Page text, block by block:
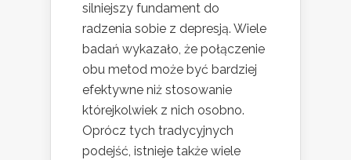
silniejszy fundament do
radzenia sobie z depresją. Wiele
badań wykazało, że połączenie
obu metod może być bardziej
efektywne niż stosowanie
którejkolwiek z nich osobno.
Oprócz tych tradycyjnych
podejść, istnieje także wiele